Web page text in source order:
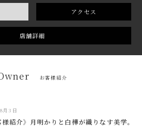
アクセス
店舗詳細
お客様紹介
月3日
様紹介》月明かりと白樺が織りなす美学。